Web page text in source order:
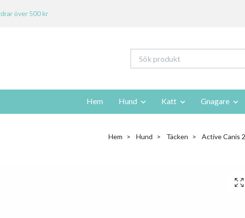
över 500 kr
Hem Hund Katt Gnagare
Hem Hund Täcken Active Canis